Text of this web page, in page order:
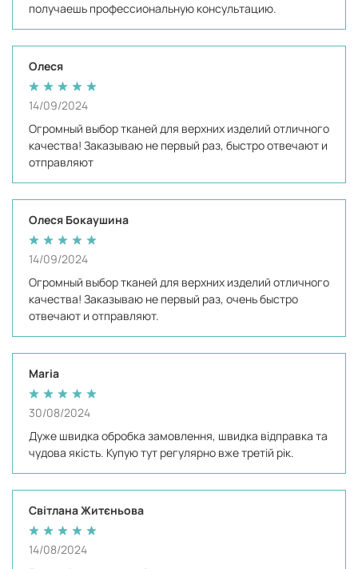
получаешь профессиональную консультацию.
Олеся
14/09/2024
Огромный выбор тканей для верхних изделий отличного
качества! Заказываю не первый раз, быстро отвечают и
отправляют
Олеся Бокаушина
14/09/2024
Огромный выбор тканей для верхних изделий отличного
качества! Заказываю не первый раз, очень быстро
отвечают и отправляют.
Maria
30/08/2024
Дуже швидка обробка замовлення, швидка відправка та
чудова якість. Купую тут регулярно вже третій рік.
Світлана Житєньова
14/08/2024